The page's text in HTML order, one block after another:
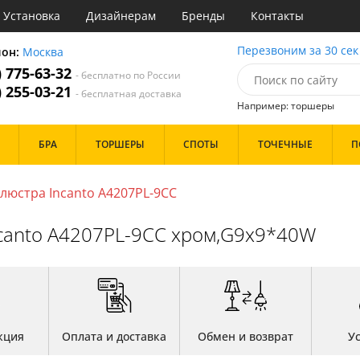
Установка Дизайнерам Бренды Контакты
Москва
775-63-32 - бесплатно по России
255-03-21 - бесплатная доставка
Перезвоним за 30 сек
Например: торшеры
Зал
Коридор и прихожая
Белые
БРА ТОРШЕРЫ СПОТЫ ТОЧЕЧНЫЕ
Incanto A4207PL-9CC
A4207PL-9CC хром,G9x9*40W
Оплата и доставка Обмен и возврат